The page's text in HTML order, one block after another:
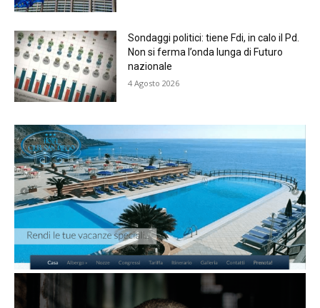
Sondaggi politici: tiene Fdi, in calo il Pd.
Non si ferma l’onda lunga di Futuro
nazionale
4 Agosto 2026